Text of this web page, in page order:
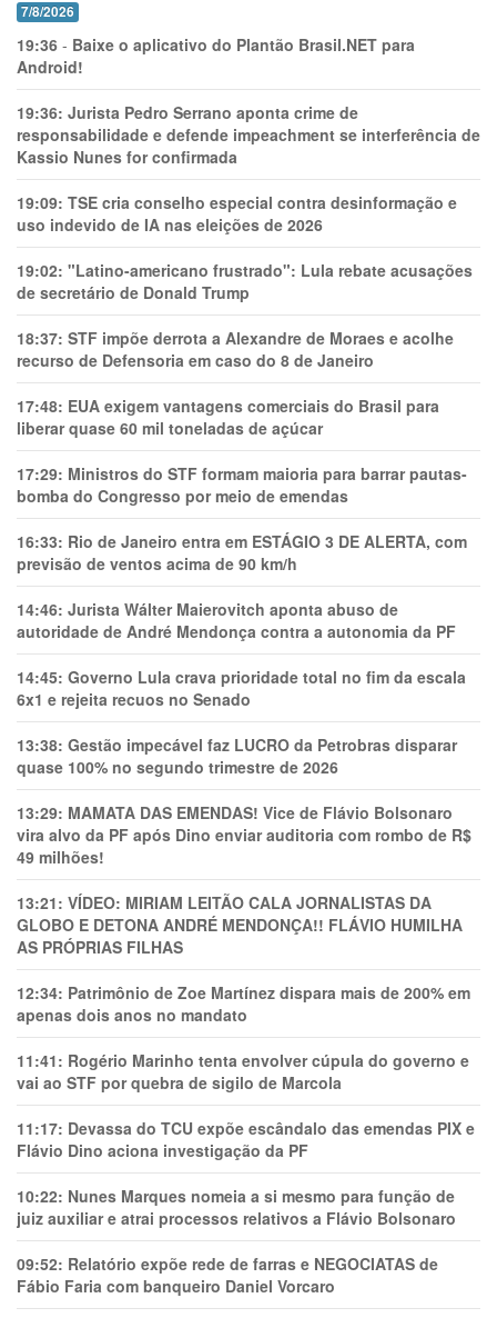
7/8/2026
19:36 - Baixe o aplicativo do Plantão Brasil.NET para
Android!
19:36: Jurista Pedro Serrano aponta crime de
responsabilidade e defende impeachment se interferência de
Kassio Nunes for confirmada
19:09: TSE cria conselho especial contra desinformação e
uso indevido de IA nas eleições de 2026
19:02: "Latino-americano frustrado": Lula rebate acusações
de secretário de Donald Trump
18:37: STF impõe derrota a Alexandre de Moraes e acolhe
recurso de Defensoria em caso do 8 de Janeiro
17:48: EUA exigem vantagens comerciais do Brasil para
liberar quase 60 mil toneladas de açúcar
17:29: Ministros do STF formam maioria para barrar pautas-
bomba do Congresso por meio de emendas
16:33: Rio de Janeiro entra em ESTÁGIO 3 DE ALERTA, com
previsão de ventos acima de 90 km/h
14:46: Jurista Wálter Maierovitch aponta abuso de
autoridade de André Mendonça contra a autonomia da PF
14:45: Governo Lula crava prioridade total no fim da escala
6x1 e rejeita recuos no Senado
13:38: Gestão impecável faz LUCRO da Petrobras disparar
quase 100% no segundo trimestre de 2026
13:29: MAMATA DAS EMENDAS! Vice de Flávio Bolsonaro
vira alvo da PF após Dino enviar auditoria com rombo de R$
49 milhões!
13:21: VÍDEO: MIRIAM LEITÃO CALA JORNALISTAS DA
GLOBO E DETONA ANDRÉ MENDONÇA!! FLÁVIO HUMILHA
AS PRÓPRIAS FILHAS
12:34: Patrimônio de Zoe Martínez dispara mais de 200% em
apenas dois anos no mandato
11:41: Rogério Marinho tenta envolver cúpula do governo e
vai ao STF por quebra de sigilo de Marcola
11:17: Devassa do TCU expõe escândalo das emendas PIX e
Flávio Dino aciona investigação da PF
10:22: Nunes Marques nomeia a si mesmo para função de
juiz auxiliar e atrai processos relativos a Flávio Bolsonaro
09:52: Relatório expõe rede de farras e NEGOCIATAS de
Fábio Faria com banqueiro Daniel Vorcaro